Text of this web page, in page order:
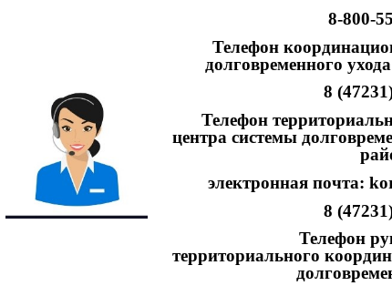
8-800-
Телефон
долговременного
8
Телефон
центра системы
электронная почта:
8
Телефон
территориального